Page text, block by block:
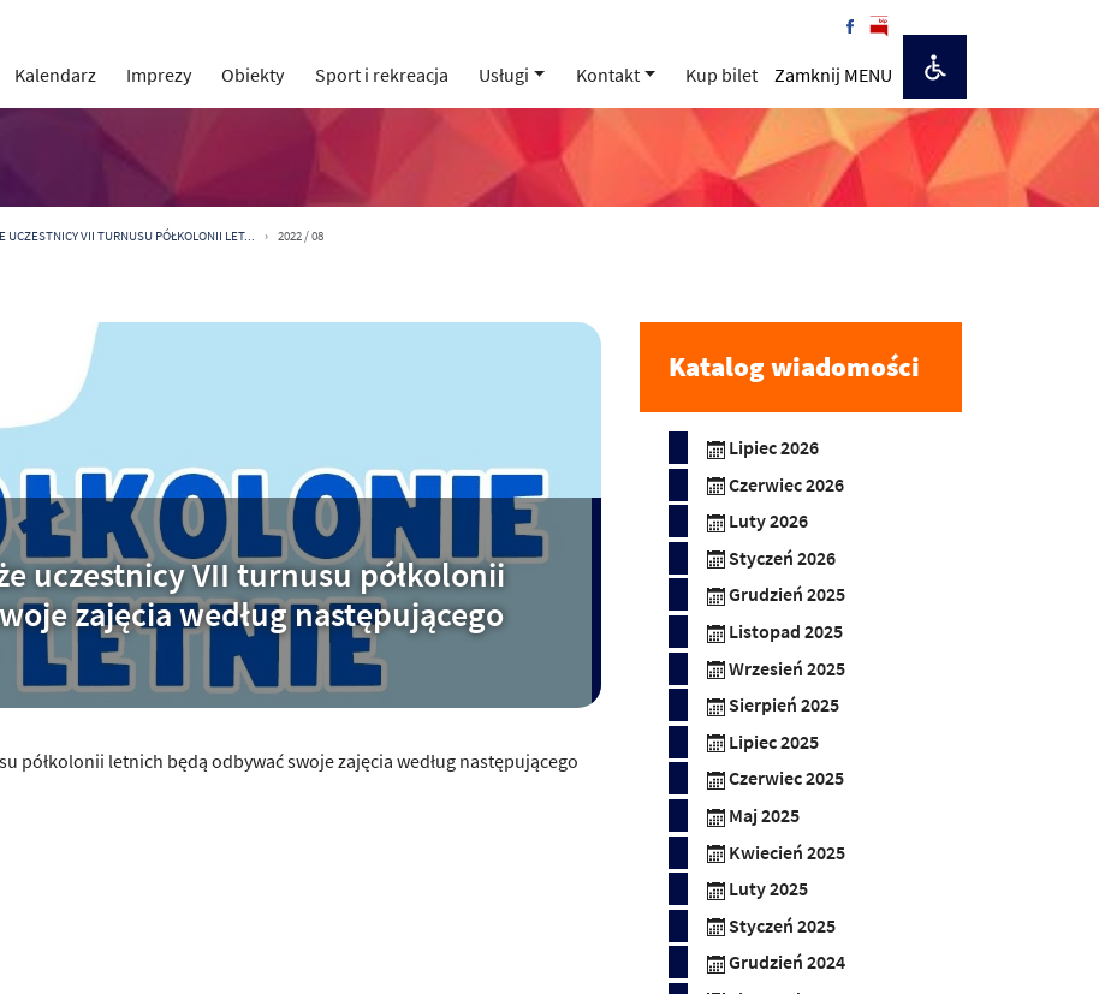
Kalendarz Imprezy Obiekty Sport i rekreacja Usługi Kontakt Kup bilet Zamknij MENU
UCZESTNICY VII TURNUSU PÓŁKOLONII LET... 2022 / 08
uczestnicy VII turnusu półkolonii
zajęcia według następującego
półkolonii letnich będą odbywać swoje zajęcia według następującego
Katalog wiadomości
Lipiec 2026
Czerwiec 2026
Luty 2026
Styczeń 2026
Grudzień 2025
Listopad 2025
Wrzesień 2025
Sierpień 2025
Lipiec 2025
Czerwiec 2025
Maj 2025
Kwiecień 2025
Luty 2025
Styczeń 2025
Grudzień 2024